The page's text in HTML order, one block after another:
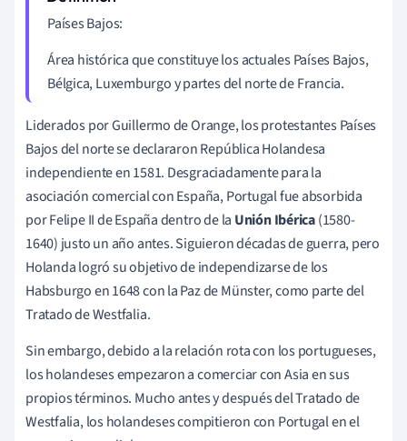
Países Bajos:
Área histórica que constituye los actuales Países Bajos,
Bélgica, Luxemburgo y partes del norte de Francia.
Liderados por Guillermo de Orange, los protestantes Países
Bajos del norte se declararon República Holandesa
independiente en 1581. Desgraciadamente para la
asociación comercial con España, Portugal fue absorbida
por Felipe II de España dentro de la Unión Ibérica(1580-
1640) justo un año antes. Siguieron décadas de guerra, pero
Holanda logró su objetivo de independizarse de los
Habsburgo en 1648 con la Paz de Münster, como parte del
Tratado de Westfalia.
Sin embargo, debido a la relación rota con los portugueses,
los holandeses empezaron a comerciar con Asia en sus
propios términos. Mucho antes y después del Tratado de
Westfalia, los holandeses compitieron con Portugal en el